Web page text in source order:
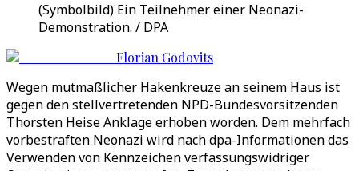
(Symbolbild) Ein Teilnehmer einer Neonazi-
Demonstration. / DPA
Florian Godovits
Wegen mutmaßlicher Hakenkreuze an seinem Haus ist
gegen den stellvertretenden NPD-Bundesvorsitzenden
Thorsten Heise Anklage erhoben worden. Dem mehrfach
vorbestraften Neonazi wird nach dpa-Informationen das
Verwenden von Kennzeichen verfassungswidriger